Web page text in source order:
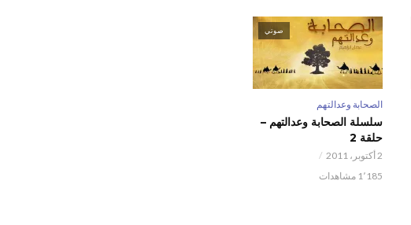
صوتي
الصحابة وعدالتهم
سلسلة الصحابة وعدالتهم –
حلقة 2
2 أكتوبر، 2011
1٬185 مشاهدات